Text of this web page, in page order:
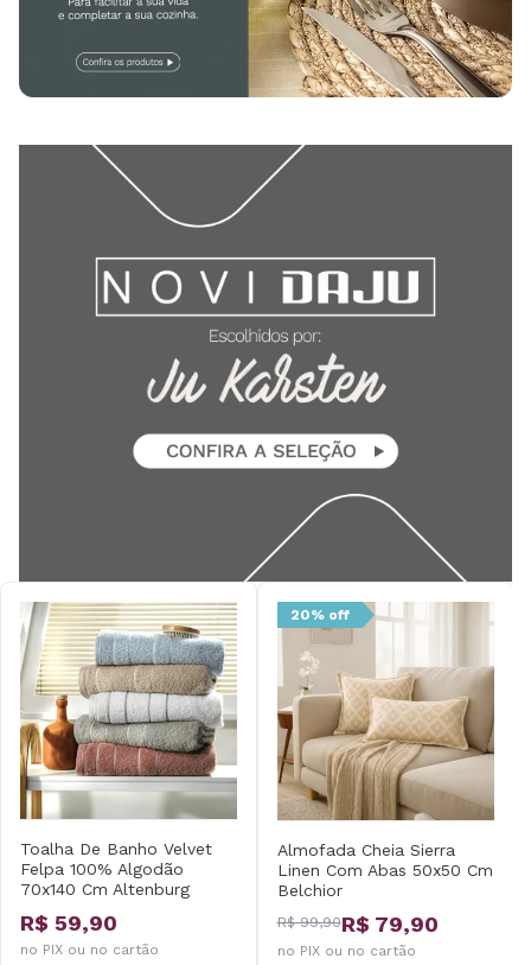
Toalha De Banho Velvet
Felpa 100% Algodão
70x140 Cm Altenburg
R$ 59,90
no PIX ou no cartão
20% off
Almofada Cheia Sierra
Linen Com Abas 50x50 Cm
Belchior
R$ 99,90R$ 79,90
no PIX ou no cartão